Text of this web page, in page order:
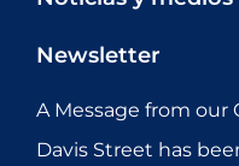
Newsletter
A Message from our
Davis Street has